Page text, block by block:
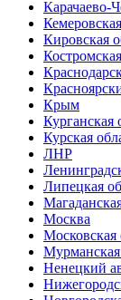
Карачаево-
Кировская
Крым
Курганская
Курская
ЛНР
Липецкая
Москва
Московская
Мурманская
Ненецкий